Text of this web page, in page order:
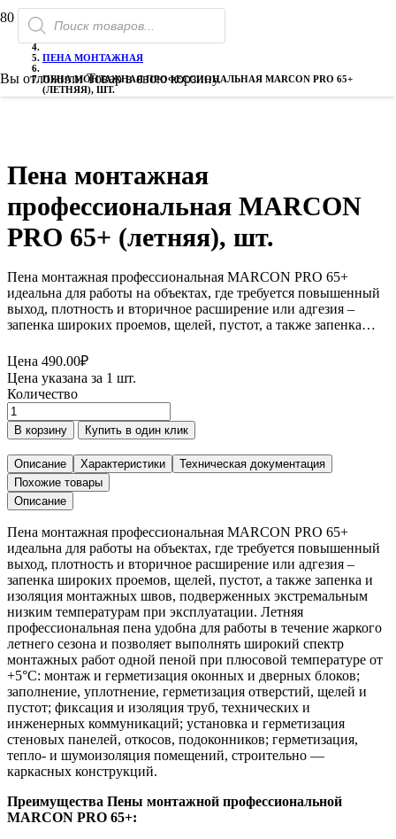
Поиск
товаров
Вы отложилиТоварв свою корзину.
ПЕНА, ГЕРМЕТИКИ, ПИСТОЛЕТЫ
ПЕНА МОНТАЖНАЯ
ПЕНА МОНТАЖНАЯ ПРОФЕССИОНАЛЬНАЯ MARCON PRO 65+
(ЛЕТНЯЯ), ШТ.
Пена монтажная
профессиональная MARCON
PRO 65+ (летняя), шт.
Пена монтажная профессиональная MARCON PRO 65+
идеальна для работы на объектах, где требуется повышенный
выход, плотность и вторичное расширение или адгезия –
запенка широких проемов, щелей, пустот, а также запенка…
Цена 490.00₽
Цена указана за 1 шт.
Количество
Количество
товара
Пена
монтажная
профессиональная
MARCON
PRO
(летняя),
шт.
В корзину Купить в один клик
Описание Характеристики
Техническая документация
Похожие товары
Описание
Пена монтажная профессиональная MARCON PRO 65+
идеальна для работы на объектах, где требуется повышенный
выход, плотность и вторичное расширение или адгезия –
запенка широких проемов, щелей, пустот, а также запенка и
изоляция монтажных швов, подверженных экстремальным
низким температурам при эксплуатации. Летняя
профессиональная пена удобна для работы в течение жаркого
летнего сезона и позволяет выполнять широкий спектр
монтажных работ одной пеной при плюсовой температуре от
+5°С: монтаж и герметизация оконных и дверных блоков;
заполнение, уплотнение, герметизация отверстий, щелей и
пустот; фиксация и изоляция труб, технических и
инженерных коммуникаций; установка и герметизация
стеновых панелей, откосов, подоконников; герметизация,
тепло- и шумоизоляция помещений, строительно —
каркасных конструкций.
Преимущества Пены монтажной профессиональной
MARCON PRO 65+: